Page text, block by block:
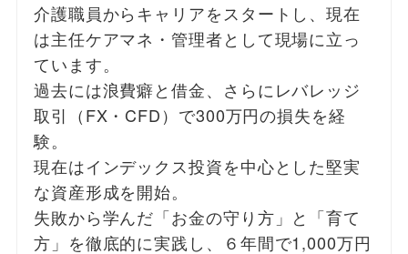
介護職員からキャリアをスタートし、現在
は主任ケアマネ・管理者として現場に立っ
ています。
過去には浪費癖と借金、さらにレバレッジ
取引（FX・CFD）で300万円の損失を経
験。
現在はインデックス投資を中心とした堅実
な資産形成を開始。
失敗から学んだ「お金の守り方」と「育て
方」を徹底的に実践し、６年間で1,000万円